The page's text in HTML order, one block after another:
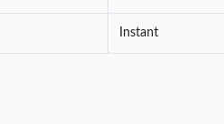
Instant